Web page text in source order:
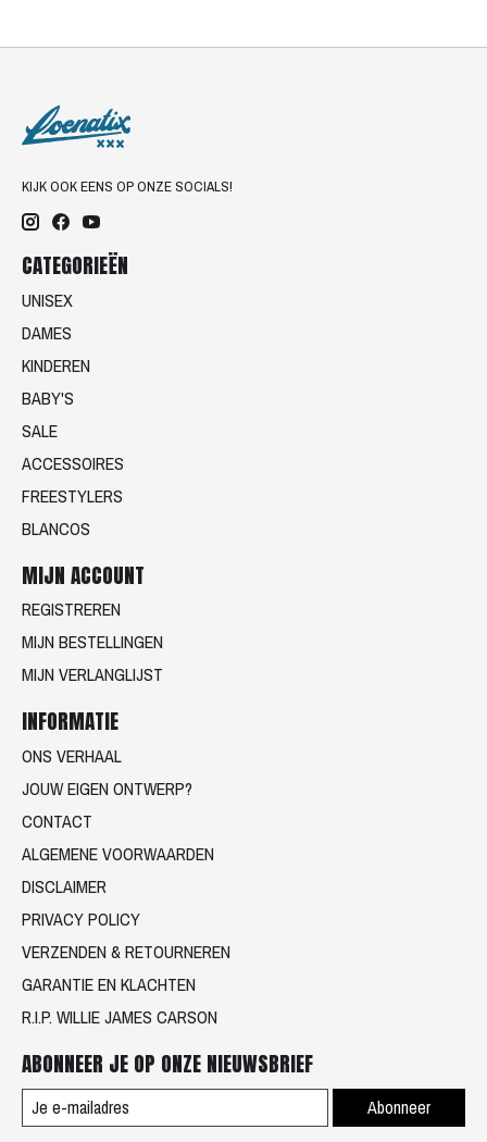
KIJK OOK EENS OP ONZE SOCIALS!
CATEGORIEËN
UNISEX
DAMES
KINDEREN
BABY'S
SALE
ACCESSOIRES
FREESTYLERS
BLANCOS
MIJN ACCOUNT
REGISTREREN
MIJN BESTELLINGEN
MIJN VERLANGLIJST
INFORMATIE
ONS VERHAAL
JOUW EIGEN ONTWERP?
CONTACT
ALGEMENE VOORWAARDEN
DISCLAIMER
PRIVACY POLICY
VERZENDEN & RETOURNEREN
GARANTIE EN KLACHTEN
R.I.P. WILLIE JAMES CARSON
ABONNEER JE OP ONZE NIEUWSBRIEF
Abonneer